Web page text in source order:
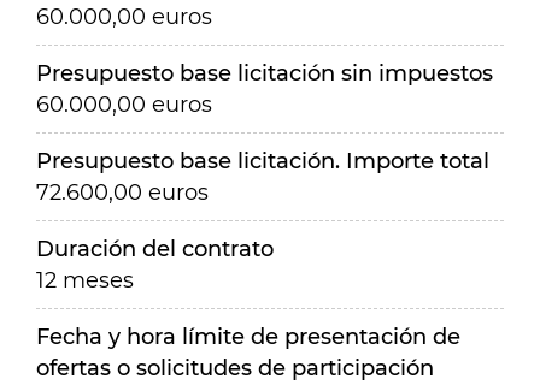
60.000,00 euros
Presupuesto base licitación sin impuestos
60.000,00 euros
Presupuesto base licitación. Importe total
72.600,00 euros
Duración del contrato
12 meses
Fecha y hora límite de presentación de
ofertas o solicitudes de participación